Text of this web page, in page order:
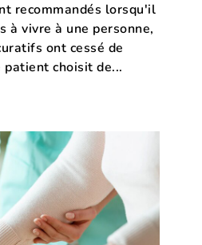
recommandés lorsqu'il
à vivre à une personne,
ont cessé de
choisit de...